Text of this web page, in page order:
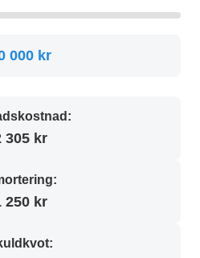
000 kr
305 kr
250 kr